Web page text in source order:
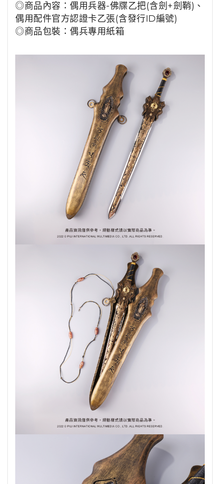
◎商品內容：偶用兵器-佛牒乙把(含劍+劍鞘)、
偶用配件官方認證卡乙張(含發行ID編號)
◎商品包裝：偶兵專用紙箱